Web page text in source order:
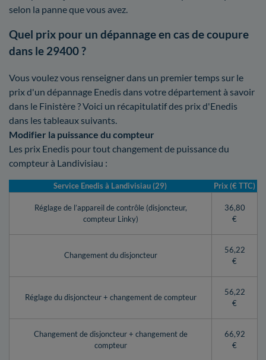
selon la panne que vous avez.
Quel prix pour un dépannage en cas de coupure
dans le 29400 ?
Vous voulez vous renseigner dans un premier temps sur le
prix d'un dépannage Enedis dans votre département à savoir
dans le Finistère ? Voici un récapitulatif des prix d'Enedis
dans les tableaux suivants.
Modifier la puissance du compteur
Les prix Enedis pour tout changement de puissance du
compteur à Landivisiau :
Service Enedis à Landivisiau (29) Prix (€ TTC)
Réglage de l’appareil de contrôle (disjoncteur,
compteur Linky)
36,80
€
Changement du disjoncteur
56,22
€
Réglage du disjoncteur + changement de compteur
56,22
€
Changement de disjoncteur + changement de
compteur
66,92
€